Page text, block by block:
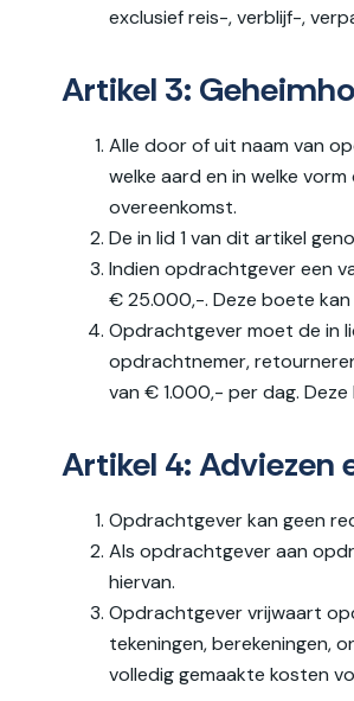
exclusief reis-, verblijf-,
Artikel 3:
Alle door of uit naam van
welke aard en in welke
overeenkomst.
De in lid 1 van dit artikel
Indien opdrachtgever een
€ 25.000,-. Deze boete
Opdrachtgever moet de in
opdrachtnemer,
van € 1.000,- per dag.
Artikel 4:
Opdrachtgever kan geen
Als opdrachtgever aan
hiervan.
Opdrachtgever vrijwaart
tekeningen, berekeningen,
volledig gemaakte kosten